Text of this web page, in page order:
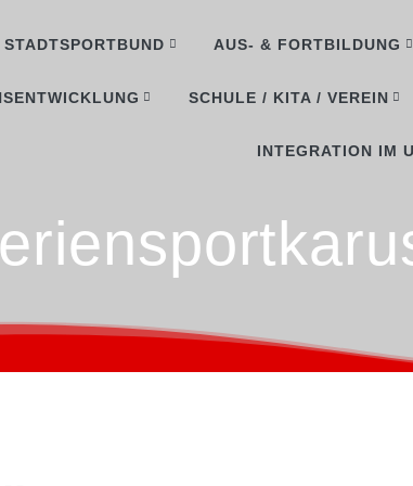
STADTSPORTBUND AUS- & FORTBILDUNG
SCHULE / KITA / VEREIN
INTEGRATION IM